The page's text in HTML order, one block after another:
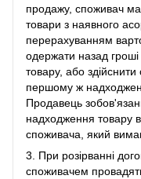
продажу, споживач
товари з наявного
перерахуванням
одержати назад гроші
товару, або
першому ж
Продавець
надходження товару
споживача, який
3. При розірванні
споживачем